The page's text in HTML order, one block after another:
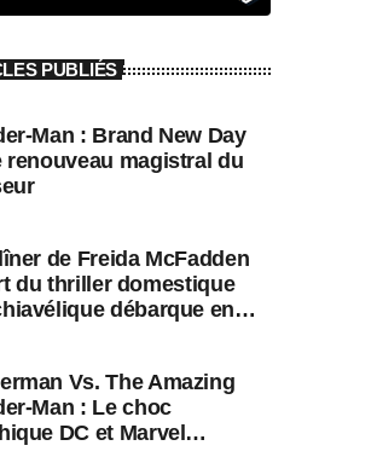
PUBLIÉS
Man : Brand New Day
renouveau magistral du
de Freida McFadden
du thriller domestique
débarque en
Vs. The Amazing
Man : Le choc
DC et Marvel